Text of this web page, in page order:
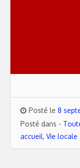
Posté le 8
Posté dans -
accueil, Vie locale